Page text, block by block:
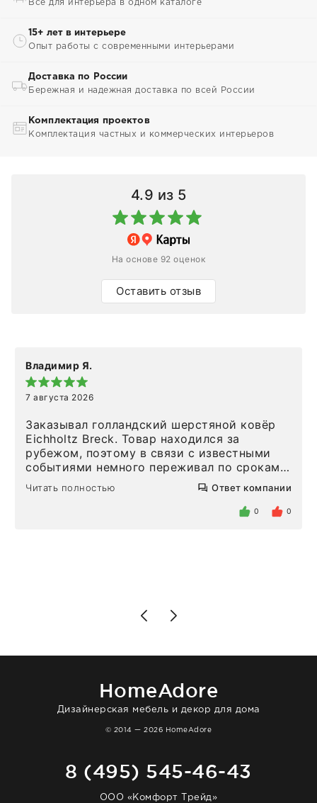
Всё для интерьера в одном каталоге
15+ лет в интерьере
Опыт работы с современными интерьерами
Доставка по России
Бережная и надежная доставка по всей России
Комплектация проектов
Комплектация частных и коммерческих интерьеров
4.9 из 5
На основе 92 оценок
Оставить отзыв
Владимир Я.
7 августа 2026
Заказывал голландский шерстяной ковёр
Eichholtz Breck. Товар находился за
рубежом, поэтому в связи с известными
событиями немного переживал по срокам.
Но homeadore привезли ровно в
определенное в договоре время, без
то качество выше всяких похвал. Выглядит
Читать полностью Ответ компании
0 0
HomeAdore
Дизайнерская мебель и декор для дома
© 2014 — 2026 HomeAdore
8 (495) 545-46-43
ООО «Комфорт Трейд»